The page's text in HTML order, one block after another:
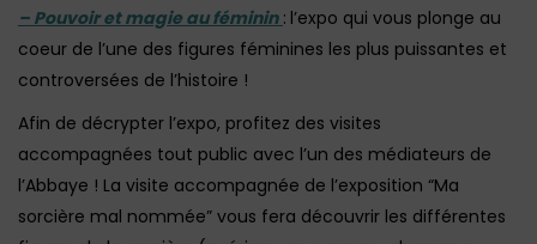
– Pouvoir et magie au féminin : l’expo qui vous plonge au
coeur de l’une des figures féminines les plus puissantes et
controversées de l’histoire !
Afin de décrypter l’expo, profitez des visites
accompagnées tout public avec l’un des médiateurs de
l’Abbaye ! La visite accompagnée de l’exposition “Ma
sorcière mal nommée” vous fera découvrir les différentes